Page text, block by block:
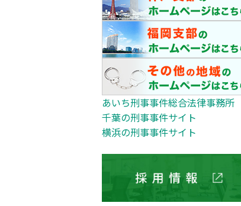
あいち刑事事件総合法律事務所
千葉の刑事事件サイト
横浜の刑事事件サイト